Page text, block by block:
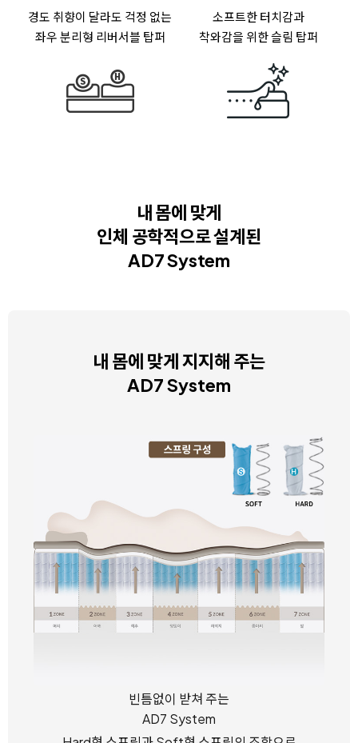
경도 취향이 달라도 걱정 없는
좌우 분리형 리버서블 탑퍼
소프트한 터치감과
착와감을 위한슬림 탑퍼
내 몸에 맞게
인체 공학적으로 설계된
AD7 System
내 몸에 맞게 지지해 주는
AD7 System
빈틈없이 받쳐 주는
AD7 System